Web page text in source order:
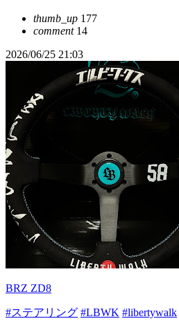
thumb_up 177
comment14
2026/06/25 21:03
BRZ ZD8
#ステアリング #LBWK #libertywalk